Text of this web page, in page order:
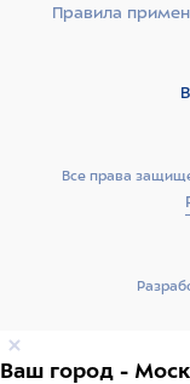
Все права
Правила
Ваш город -